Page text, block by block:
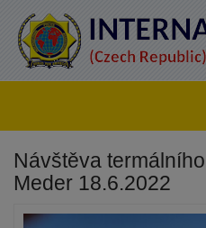
Návštěva
Meder 18.6.2022